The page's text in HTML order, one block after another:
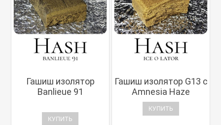
Гашиш изолятор
Banlieue 91
КУПИТЬ
Гашиш изолятор G13 с
Amnesia Haze
КУПИТЬ